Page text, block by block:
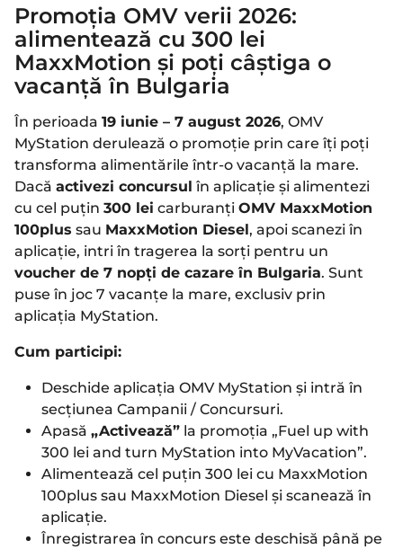
Promoția OMV verii 2026:
alimentează cu 300 lei
MaxxMotion și poți câștiga o
vacanță în Bulgaria
În perioada 19 iunie – 7 august 2026, OMV
MyStation derulează o promoție prin care îți poți
transforma alimentările într-o vacanță la mare.
Dacă activezi concursul în aplicație și alimentezi
cu cel puțin 300 lei carburanți OMV MaxxMotion
100plus sau MaxxMotion Diesel, apoi scanezi în
aplicație, intri în tragerea la sorți pentru un
voucher de 7 nopți de cazare în Bulgaria. Sunt
puse în joc 7 vacanțe la mare, exclusiv prin
aplicația MyStation.
Cum participi:
Deschide aplicația OMV MyStation și intră în
secțiunea Campanii / Concursuri.
Apasă „Activează” la promoția „Fuel up with
300 lei and turn MyStation into MyVacation”.
Alimentează cel puțin 300 lei cu MaxxMotion
100plus sau MaxxMotion Diesel și scanează în
aplicație.
Înregistrarea în concurs este deschisă până pe